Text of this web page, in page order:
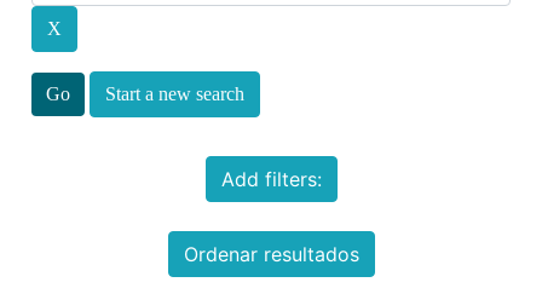
Start a new search
Add filters:
Ordenar resultados